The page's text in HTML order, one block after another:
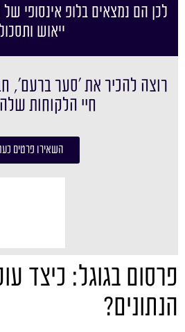
לכן הם נמצאים בלופ אינסופי
ייאוש
רוצה להכיר את ׳סער ברעם׳,
חיי הלקוחות
השאירו פרטים
פרסום בגוגל: כיצד
הנתונים?